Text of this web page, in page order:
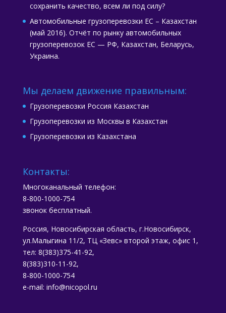
сохранить качество, всем ли под силу?
Автомобильные грузоперевозки ЕС – Казахстан
(май 2016). Отчёт по рынку автомобильных
грузоперевозок ЕС — РФ, Казахстан, Беларусь,
Украина.
Мы делаем движение правильным:
Грузоперевозки Россия Казахстан
Грузоперевозки из Москвы в Казахстан
Грузоперевозки из Казахстана
Контакты:
Многоканальный телефон:
8-800-1000-754
звонок бесплатный.
Россия, Новосибирская область, г.Новосибирск,
ул.Малыгина 11/2, ТЦ «Зевс» второй этаж, офис 1,
тел: 8(383)375-41-92,
8(383)310-11-92,
8-800-1000-754
e-mail: info@nicopol.ru